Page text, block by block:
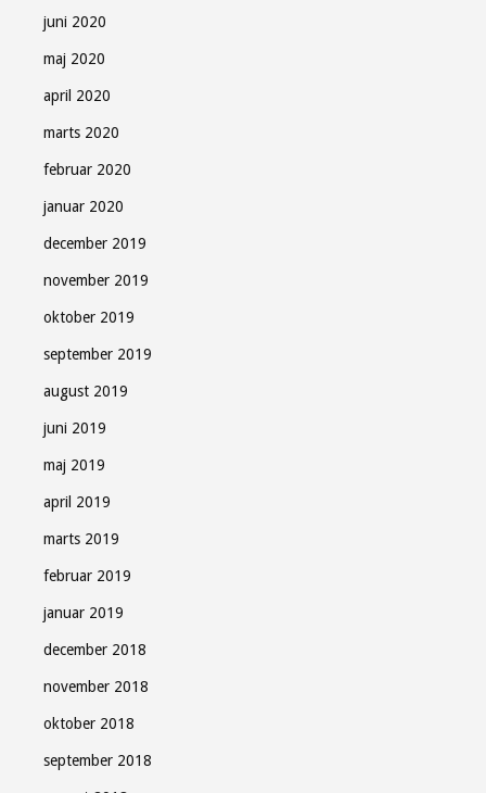
juni 2020
maj 2020
april 2020
marts 2020
februar 2020
januar 2020
december 2019
november 2019
oktober 2019
september 2019
august 2019
juni 2019
maj 2019
april 2019
marts 2019
februar 2019
januar 2019
december 2018
november 2018
oktober 2018
september 2018